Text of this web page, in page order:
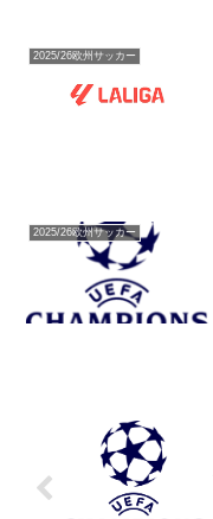
2025/26欧州サッカー
2025/26欧州サッカー